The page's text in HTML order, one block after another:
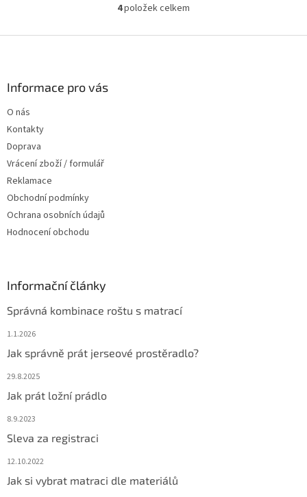
O
l
4položek celkem
Informace pro vás
O nás
Kontakty
Doprava
Vrácení zboží / formulář
Reklamace
Obchodní podmínky
Ochrana osobních údajů
Hodnocení obchodu
Informační články
Správná kombinace roštu s matrací
1.1.2026
Jak správně prát jerseové prostěradlo?
29.8.2025
Jak prát ložní prádlo
8.9.2023
Sleva za registraci
12.10.2022
Jak si vybrat matraci dle materiálů